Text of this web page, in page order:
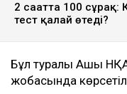
2 сағатта 100
тест қалай өтеді?
Бұл туралы Ашық
жобасында